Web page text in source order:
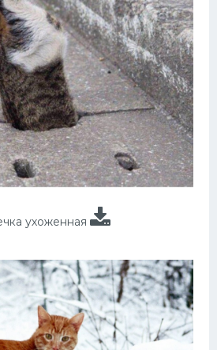
ухоженная